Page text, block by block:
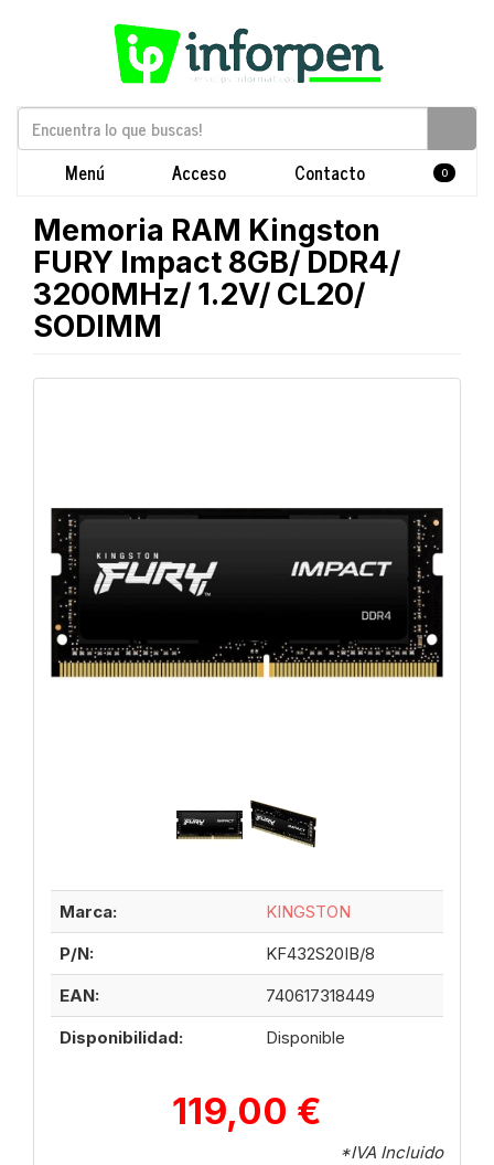
Menú Acceso Contacto 0
Memoria RAM Kingston
FURY Impact 8GB/ DDR4/
3200MHz/ 1.2V/ CL20/
SODIMM
Marca:
KINGSTON
P/N:
KF432S20IB/8
EAN:
740617318449
Disponibilidad:
Disponible
119,00 €
*IVA Incluido